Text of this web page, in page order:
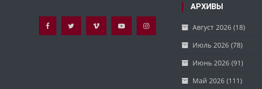
АРХИВЫ
Август 2026(18)
Июль 2026(78)
Июнь 2026(91)
Май 2026(111)